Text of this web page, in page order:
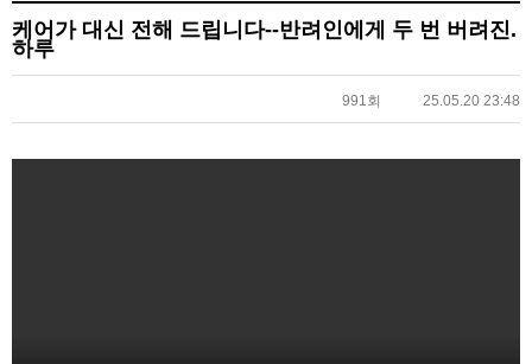
케어가 대신 전해 드립니다--반려인에게 두 번 버려진.
하루
991회 25.05.20 23:48